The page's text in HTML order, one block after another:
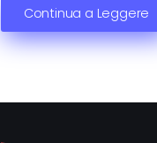
Continua a Leggere